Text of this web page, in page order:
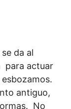
da al
para actuar
antiguo,
No